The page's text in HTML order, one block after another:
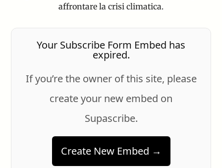
affrontare la crisi climatica.
Your Subscribe Form Embed has
expired.
If you’re the owner of this site, please
create your new embed on
Supascribe.
Create New Embed →